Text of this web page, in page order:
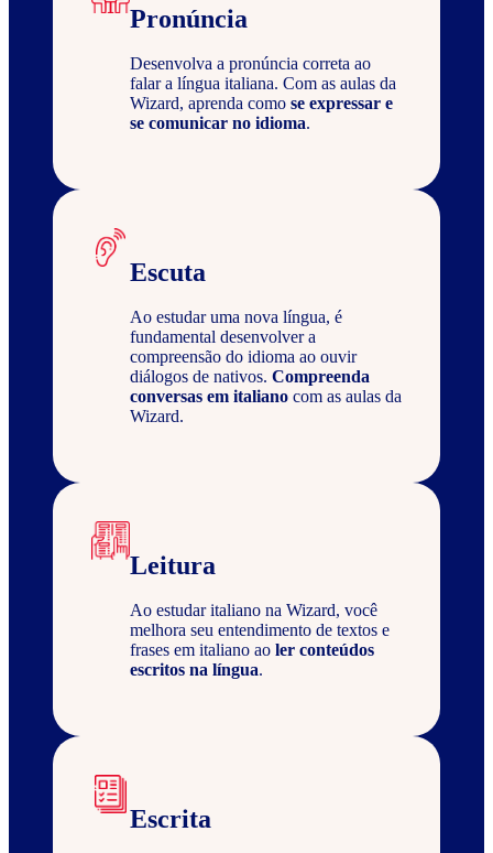
Pronúncia
Desenvolva a pronúncia correta ao
falar a língua italiana. Com as aulas da
Wizard, aprenda como se expressar e
se comunicar no idioma.
Escuta
Ao estudar uma nova língua, é
fundamental desenvolver a
compreensão do idioma ao ouvir
diálogos de nativos. Compreenda
conversas em italiano com as aulas da
Wizard.
Leitura
Ao estudar italiano na Wizard, você
melhora seu entendimento de textos e
frases em italiano ao ler conteúdos
escritos na língua.
Escrita